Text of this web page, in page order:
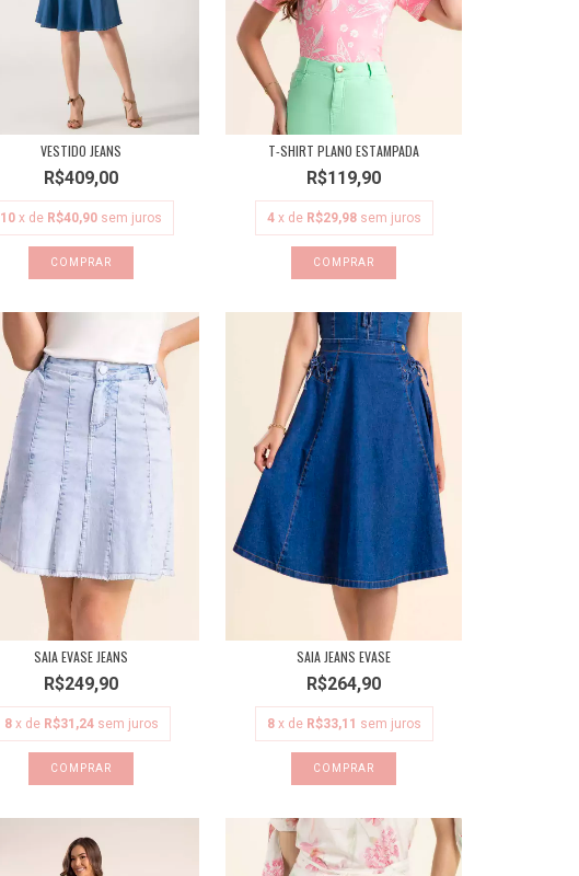
VESTIDO JEANS
R$409,00
10 x de R$40,90 sem juros
COMPRAR
T-SHIRT PLANO ESTAMPADA
R$119,90
4 x de R$29,98 sem juros
COMPRAR
SAIA EVASE JEANS
R$249,90
8 x de R$31,24 sem juros
COMPRAR
SAIA JEANS EVASE
R$264,90
8 x de R$33,11 sem juros
COMPRAR